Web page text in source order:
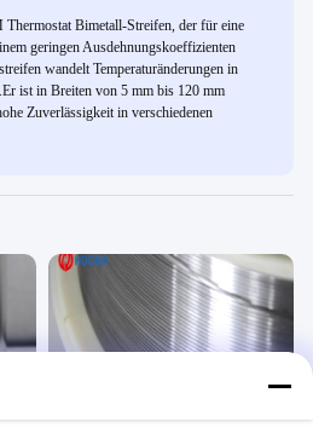
Thermostat Bimetall-Streifen, der für eine
geringen Ausdehnungskoeffizienten
wandelt Temperaturänderungen in
ist in Breiten von 5 mm bis 120 mm
Zuverlässigkeit in verschiedenen